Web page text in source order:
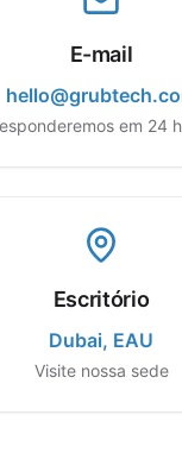
E-mail
em 24
Escritório
Dubai, EAU
Visite nossa sede